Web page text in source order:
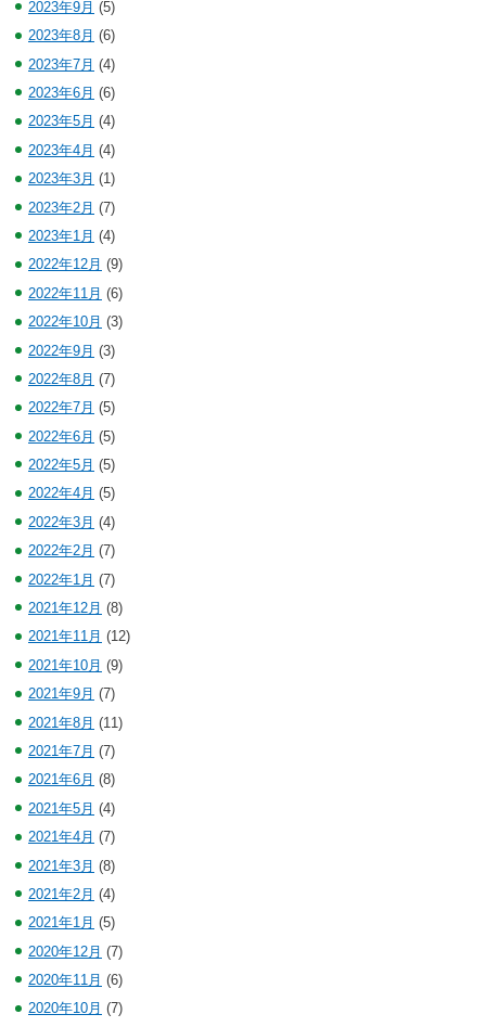
2023年9月 (5)
2023年8月 (6)
2023年7月 (4)
2023年6月 (6)
2023年5月 (4)
2023年4月 (4)
2023年3月 (1)
2023年2月 (7)
2023年1月 (4)
2022年12月 (9)
2022年11月 (6)
2022年10月 (3)
2022年9月 (3)
2022年8月 (7)
2022年7月 (5)
2022年6月 (5)
2022年5月 (5)
2022年4月 (5)
2022年3月 (4)
2022年2月 (7)
2022年1月 (7)
2021年12月 (8)
2021年11月 (12)
2021年10月 (9)
2021年9月 (7)
2021年8月 (11)
2021年7月 (7)
2021年6月 (8)
2021年5月 (4)
2021年4月 (7)
2021年3月 (8)
2021年2月 (4)
2021年1月 (5)
2020年12月 (7)
2020年11月 (6)
2020年10月 (7)